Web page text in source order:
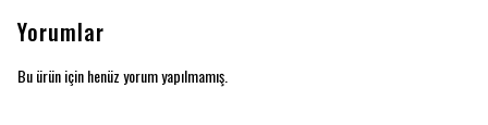
Yorumlar
Bu ürün için henüz yorum yapılmamış.